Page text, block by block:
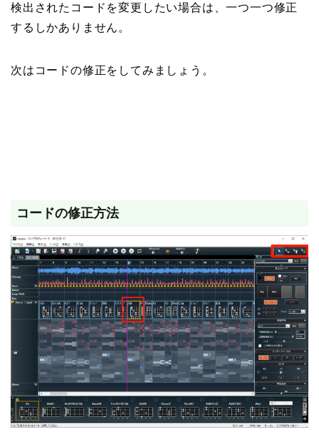
検出されたコードを変更したい場合は、一つ一つ修正
するしかありません。
次はコードの修正をしてみましょう。
コードの修正方法